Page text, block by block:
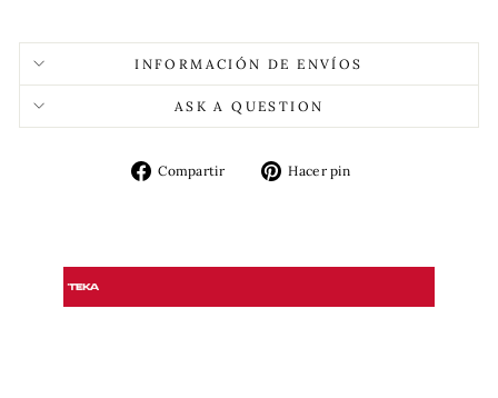
INFORMACIÓN DE ENVÍOS
ASK A QUESTION
Compartir
CompartirHacer pin